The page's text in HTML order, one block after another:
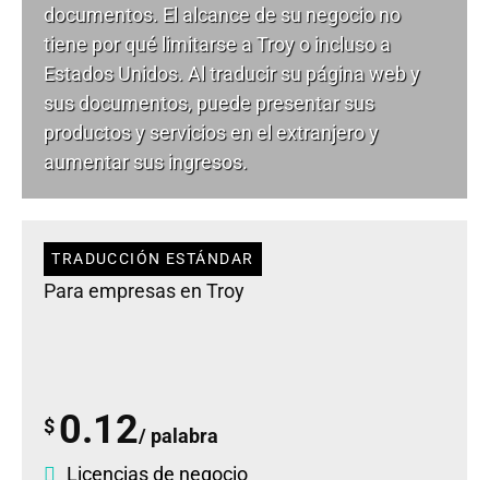
documentos. El alcance de su negocio no
tiene por qué limitarse a Troy o incluso a
Estados Unidos. Al traducir su página web y
sus documentos, puede presentar sus
productos y servicios en el extranjero y
aumentar sus ingresos.
TRADUCCIÓN ESTÁNDAR
Para empresas en Troy
$ 0.12/ palabra
Licencias de negocio